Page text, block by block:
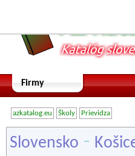
Firmy
azkatalog.eu Školy Prievidza
Slovensko -